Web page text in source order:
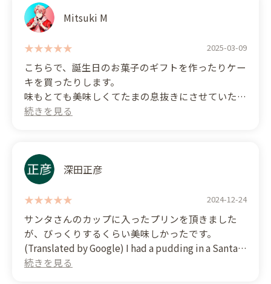
Google) I always buy a 12cm whole cake with
whipped cream here!
Even if there aren't any cakes on display, they'll
make one for me in about 20 minutes if they have
the ingredients. The sponge cake is fluffy, the
whipped cream is light, and there's plenty of fruit,
so it's delicious and easy to eat in one go! I love it!
Mitsuki M
2025-03-09
こちらで、誕生日のお菓子のギフトを作ったりケー
キを買ったりします。
味もとても美味しくてたまの息抜きにさせていただ
いてます。
often order birthday sweets gifts and cakes from
here.
The taste is delicious, and it's a nice little treat for
me.
They were very helpful when I ordered a gift, and I
think it's a really great shop.
深田正彦
2024-12-24
サンタさんのカップに入ったプリンを頂きました
が、びっくりするくらい美味しかったです。
(Translated by Google) I had a pudding in a Santa-
shaped cup, and it was surprisingly delicious.